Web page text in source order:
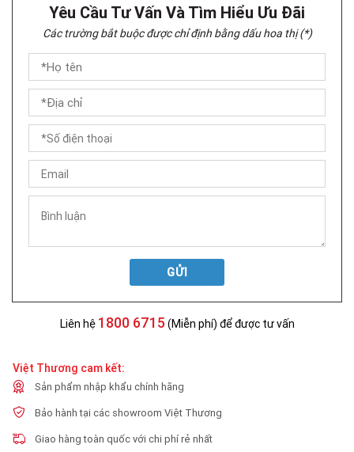
Yêu Cầu Tư Vấn Và Tìm Hiểu Ưu Đãi
Các trường bắt buộc được chỉ định bằng dấu hoa thị (*)
GỬI
Liên hệ 1800 6715 (Miễn phí) để được tư vấn
Việt Thương cam kết:
Sản phẩm nhập khẩu chính hãng
Bảo hành tại các showroom Việt Thương
Giao hàng toàn quốc với chi phí rẻ nhất